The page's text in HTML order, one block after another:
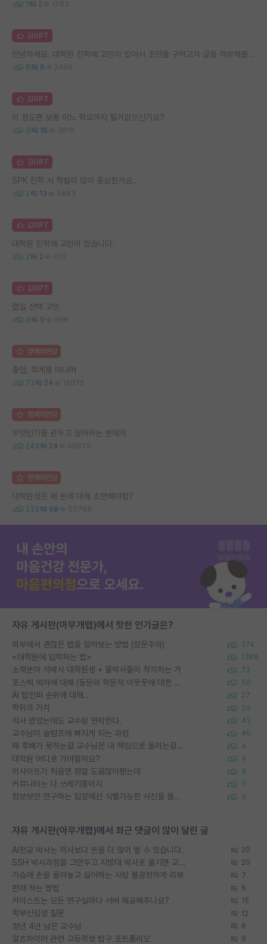
1 2 1763
김GPT
안녕하세요. 대학원 진학에 고민이 있어서 조언을 구하고자 글을 작성해봅니다.
8 6 2466
김GPT
이 정도면 보통 어느 학교까지 될거같으신가요?
3 16 3616
김GPT
SPK 진학 시 학벌이 많이 중요한가요..
2 13 5883
김GPT
대학원 진학에 고민이 있습니다.
2 2 1113
김GPT
랩실 선택 고민
0 0 966
명예의전당
졸업, 학계를 떠나며
72 24 15075
명예의전당
무엇인가를 관두고 싶어하는 분에게
243 24 69879
명예의전당
대학원생은 왜 돈에 대해 초연해야함?
233 98 53768
자유 게시판(아무개랩)에서 핫한 인기글은?
외부에서 괜찮은 랩을 알아보는 방법 (장문주의) 274
<대학원에 입학하는 법> 1388
소재분야 석박사 대학원생 + 물박사들이 착각하는 거 72
포스텍 억까에 대해 (동문의 학문적 아웃풋에 대한 반박) 50
AI 탑컨퍼 순위에 대해.. 27
학위의 가치 20
석사 받았는데도 교수랑 연락한다. 43
교수님이 슬럼프에 빠지게 되는 과정 40
왜 후배가 못하는걸 교수님은 내 책임으로 돌리는걸까요? 4
대학원 어디로 가야할까요? 4
이사이트가 처음엔 정말 도움많이됐는데 9
커뮤니티는 다 쓰레기통이지 5
정보보안 연구하는 입장에선 식별가능한 사진을 올리는건 비추이긴함 5
자유 게시판(아무개랩)에서 최근 댓글이 많이 달린 글
AI전공 박사는 의사보다 돈을 더 많이 벌 수 있습니다. 20
SSH 박사과정을 그만두고 지방대 박사로 옮기면 교수의 꿈은 끝일까요? 20
가슴에 손을 올려놓고 싫어하는 사람 불공정하게 리뷰 7
편애 하는 방법 6
카이스트는 모든 연구실마다 서버 제공해주나요? 15
학부신입생 질문 12
정년 4년 남은 교수님 8
알츠하이머 관련 고등학생 탐구 포트폴리오 9